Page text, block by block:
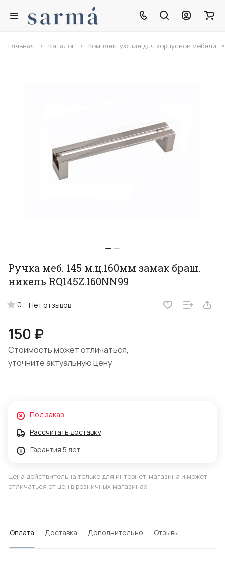
Главная Каталог Комплектующие для корпусной мебели
Ручка меб. 145 м.ц.160мм замак браш.
никель RQ145Z.160NN99
0 Нет отзывов
150 ₽
Стоимость может отличаться,
уточните актуальную цену
Под заказ
Рассчитать доставку
Гарантия 5 лет
Цена действительна только для интернет-магазина и может
отличаться от цен в розничных магазинах
Оплата Доставка Дополнительно Отзывы